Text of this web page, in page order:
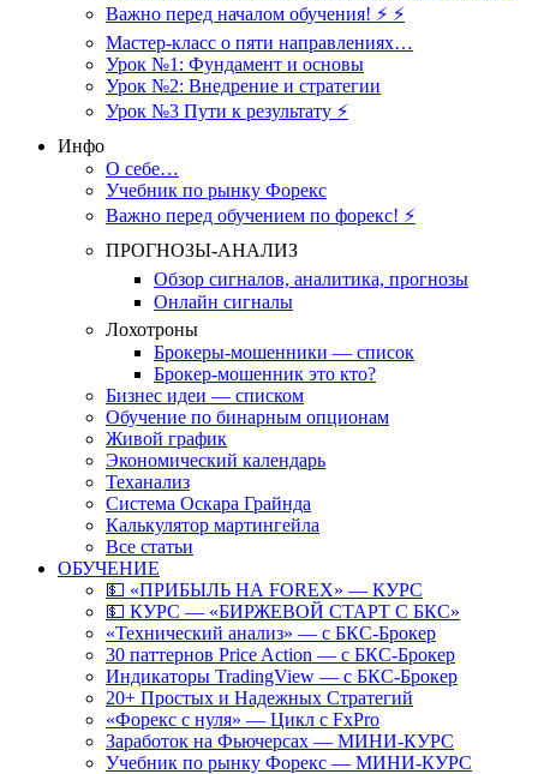
Важно перед началом обучения! ⚡ ⚡
Мастер-класс о пяти направлениях…
Урок №1: Фундамент и основы
Урок №2: Внедрение и стратегии
Урок №3 Пути к результату ⚡️
Инфо
О себе…
Учебник по рынку Форекс
Важно перед обучением по форекс! ⚡
ПРОГНОЗЫ-АНАЛИЗ
Обзор сигналов, аналитика, прогнозы
Онлайн сигналы
Лохотроны
Брокеры-мошенники — список
Брокер-мошенник это кто?
Бизнес идеи — списком
Обучение по бинарным опционам
Живой график
Экономический календарь
Теханализ
Система Оскара Грайнда
Калькулятор мартингейла
Все статьи
ОБУЧЕНИЕ
💵 «ПРИБЫЛЬ НА FOREX» — КУРС
💵 КУРС — «БИРЖЕВОЙ СТАРТ С БКС»
«Технический анализ» — с БКС-Брокер
30 паттернов Price Action — с БКС-Брокер
Индикаторы TradingView — с БКС-Брокер
20+ Простых и Надежных Стратегий
«Форекс с нуля» — Цикл с FxPro
Заработок на Фьючерсах — МИНИ-КУРС
Учебник по рынку Форекс — МИНИ-КУРС